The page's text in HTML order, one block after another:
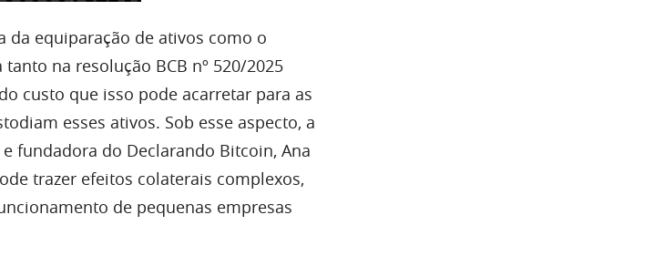
da equiparação de ativos como o
na resolução BCB nº 520/2025
custo que isso pode acarretar para as
esses ativos. Sob esse aspecto, a
fundadora do Declarando Bitcoin, Ana
trazer efeitos colaterais complexos,
de pequenas empresas